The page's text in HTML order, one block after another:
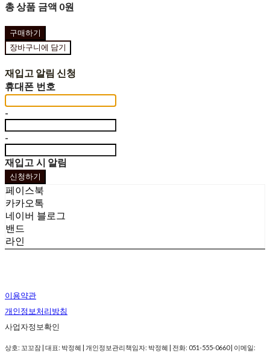
총 상품 금액 0원
구매하기
장바구니에 담기
재입고 알림 신청
휴대폰 번호
-
-
재입고 시 알림
신청하기
페이스북
카카오톡
네이버 블로그
밴드
라인
이용약관
개인정보처리방침
사업자정보확인
상호: 꼬꼬잠 | 대표: 박정혜 | 개인정보관리책임자: 박정혜 | 전화: 051-555-0660 | 이메일: